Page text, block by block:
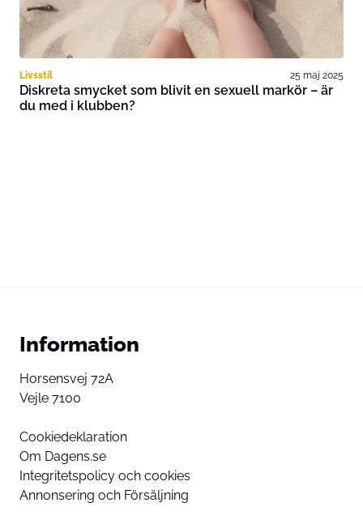
Livsstil 25 maj 2025
Diskreta smycket som blivit en sexuell markör – är
du med i klubben?
Information
Horsensvej 72A
Vejle 7100
Cookiedeklaration
Om Dagens.se
Integritetspolicy och cookies
Annonsering och Försäljning